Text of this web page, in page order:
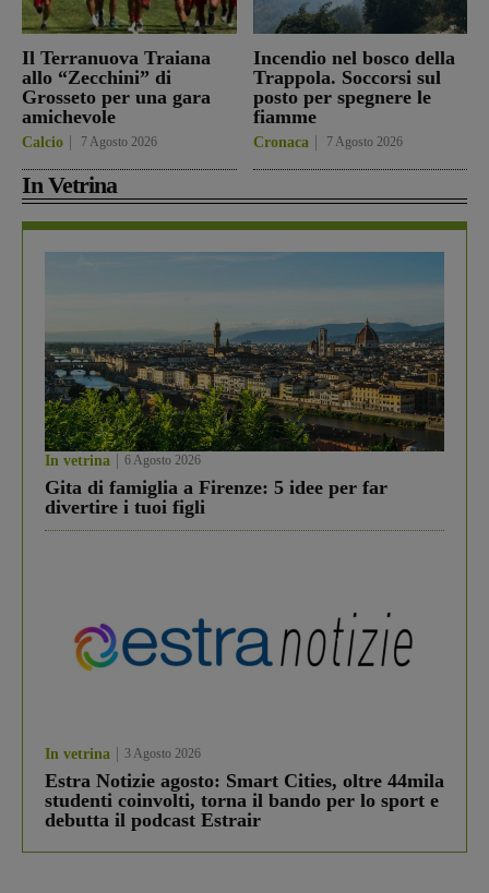
Il Terranuova Traiana
allo “Zecchini” di
Grosseto per una gara
amichevole
Calcio 7 Agosto 2026
Incendio nel bosco della
Trappola. Soccorsi sul
posto per spegnere le
fiamme
Cronaca 7 Agosto 2026
In Vetrina
In vetrina 6 Agosto 2026
Gita di famiglia a Firenze: 5 idee per far
divertire i tuoi figli
In vetrina 3 Agosto 2026
Estra Notizie agosto: Smart Cities, oltre 44mila
studenti coinvolti, torna il bando per lo sport e
debutta il podcast Estrair